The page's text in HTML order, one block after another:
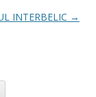
INTERBELIC →